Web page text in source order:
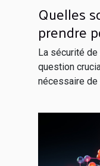
Quelles
prendre
domicile ?
La sécurité
question
nécessaire de